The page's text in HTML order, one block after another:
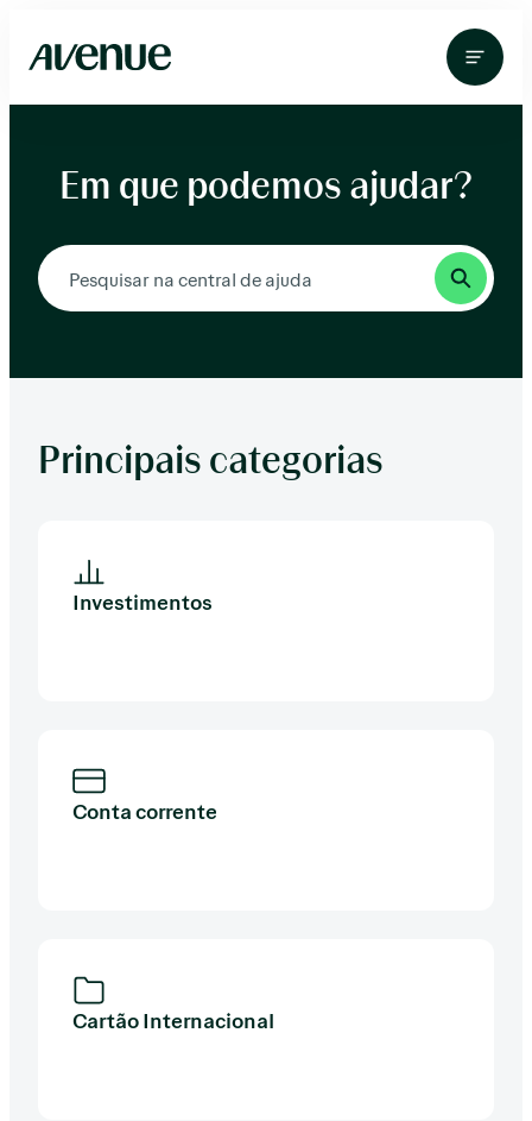
para
conteúdo
Em que podemos ajudar?
Principais categorias
Investimentos
Conta corrente
Cartão Internacional